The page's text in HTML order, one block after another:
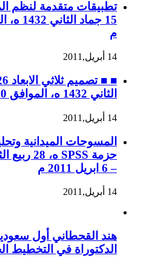
م
14 أبريل,2011
الثاني 1432 ه، الموافق 30 أبريل – 4 مايو 2011 م
14 أبريل,2011
المسوحات الميدانية
– 6 ابريل 2011 م
14 أبريل,2011
هند القحطاني أول
الدكتوراة في